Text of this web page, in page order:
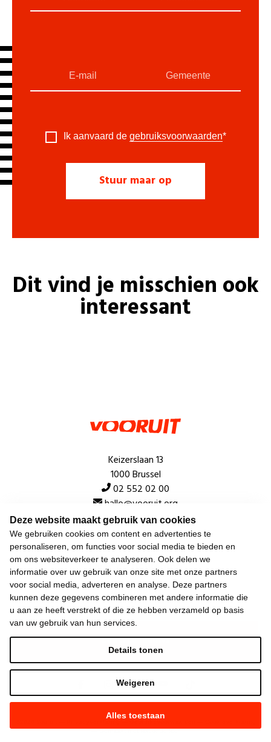
Deze website maakt gebruik van cookies
We gebruiken cookies om content en advertenties te
personaliseren, om functies voor social media te bieden en
om ons websiteverkeer te analyseren. Ook delen we
informatie over uw gebruik van onze site met onze partners
voor social media, adverteren en analyse. Deze partners
kunnen deze gegevens combineren met andere informatie die
u aan ze heeft verstrekt of die ze hebben verzameld op basis
van uw gebruik van hun services.
Alles toestaan
Weigeren
Details tonen
Ik aanvaard de gebruiksvoorwaarden*
Dit vind je misschien ook
interessant
Keizerslaan 13
1000 Brussel
02 552 02 00
hallo@vooruit.org
Snel
Over de beweging
Algemeen
Laatste nieuws
—Gemaakt met NationBuilder